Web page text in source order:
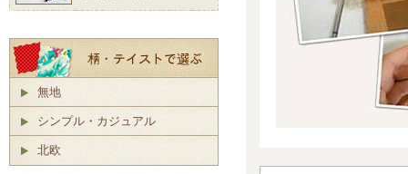
無地
シンプル・カジュアル
北欧